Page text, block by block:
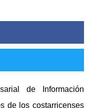
de Información
de los costarricenses